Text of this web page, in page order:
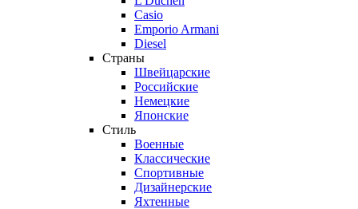
Casio
Emporio Armani
Diesel
Страны
Швейцарские
Российские
Немецкие
Японские
Стиль
Военные
Классические
Спортивные
Дизайнерские
Яхтенные